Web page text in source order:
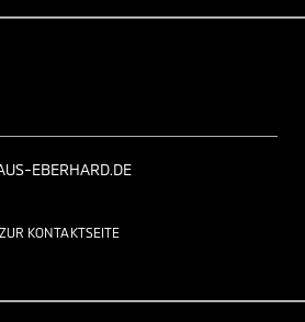
EBERHARD.DE
ZUR KONTAKTSEITE